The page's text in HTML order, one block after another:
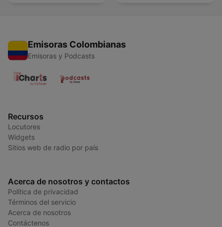
Emisoras Colombianas
Emisoras y Podcasts
Recursos
Locutores
Widgets
Sitios web de radio por país
Acerca de nosotros y contactos
Política de privacidad
Términos del servicio
Acerca de nosotros
Contáctenos